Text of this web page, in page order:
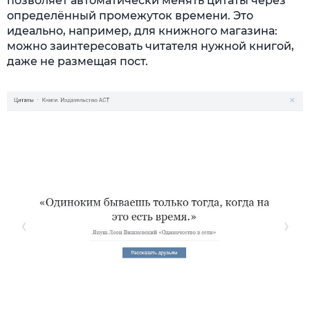
определённый промежуток времени. Это
идеально, например, для книжного магазина:
можно заинтересовать читателя нужной книгой,
даже не размещая пост.